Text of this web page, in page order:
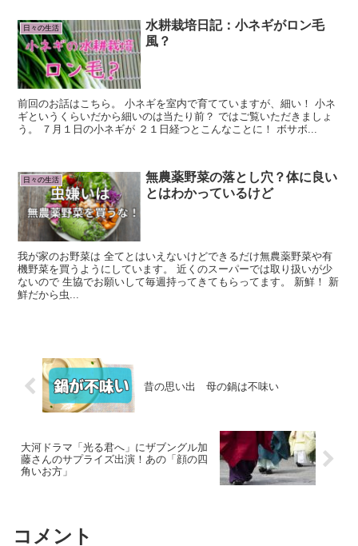
日々の生活
水耕栽培日記：小ネギがロン毛
風？
前回のお話はこちら。 小ネギを室内で育てていますが、細い！ 小ネ
ギというくらいだから細いのは当たり前？ ではご覧いただきましょ
う。 ７月１日の小ネギが ２１日経つとこんなことに！ ボサボ...
日々の生活
無農薬野菜の落とし穴？体に良い
とはわかっているけど
我が家のお野菜は 全てとはいえないけどできるだけ無農薬野菜や有
機野菜を買うようにしています。 近くのスーパーでは取り扱いが少
ないので 生協でお願いして毎週持ってきてもらってます。 新鮮！ 新
鮮だから虫...
昔の思い出 母の鍋は不味い
大河ドラマ「光る君へ」にザブングル加
藤さんのサプライズ出演！あの「顔の四
角いお方」
コメント